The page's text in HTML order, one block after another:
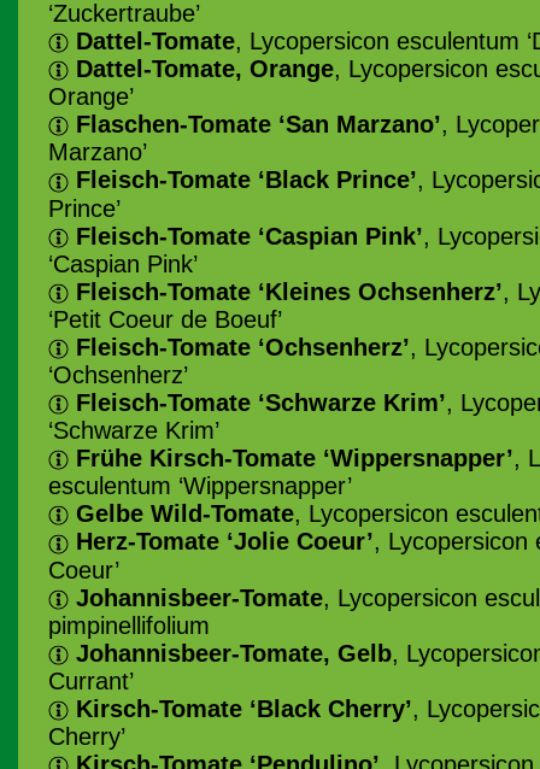
‘Zuckertraube’
Dattel-Tomate, Lycopersicon esculentum
Dattel-Tomate, Orange, Lycopersicon
Orange’
Flaschen-Tomate ‘San Marzano’,
Marzano’
Fleisch-Tomate ‘Black Prince’,
Prince’
Fleisch-Tomate ‘Caspian Pink’,
‘Caspian Pink’
Fleisch-Tomate ‘Kleines Ochsenherz’,
‘Petit Coeur de Boeuf’
Fleisch-Tomate ‘Ochsenherz’,
‘Ochsenherz’
Fleisch-Tomate ‘Schwarze Krim’,
‘Schwarze Krim’
Frühe Kirsch-Tomate ‘Wippersnapper’,
esculentum ‘Wippersnapper’
Gelbe Wild-Tomate, Lycopersicon
Herz-Tomate ‘Jolie Coeur’, Lycopersicon
Coeur’
Johannisbeer-Tomate, Lycopersicon
pimpinellifolium
Johannisbeer-Tomate, Gelb,
Currant’
Kirsch-Tomate ‘Black Cherry’,
Cherry’